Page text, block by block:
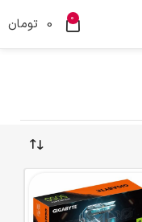
0
0 تومان